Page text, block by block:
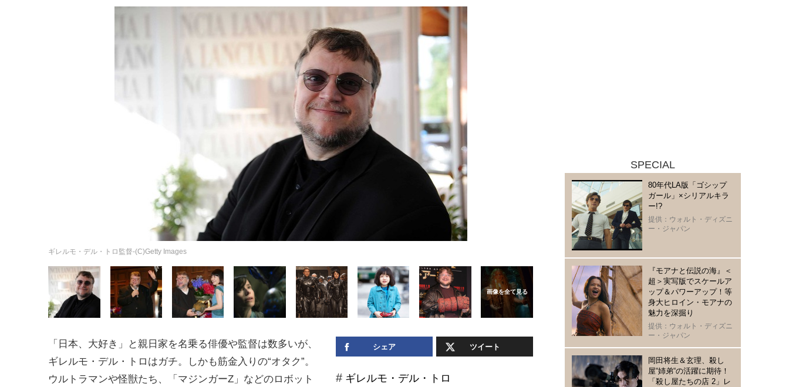
ギレルモ・デル・トロ監督-(C)Getty Images
シェア ツイート
ギレルモ・デル・トロ
「日本、大好き」と親日家を名乗る俳優や監督は数多いが、
ギレルモ・デル・トロはガチ。しかも筋金入りの“オタク”。
ウルトラマンや怪獣たち、「マジンガーZ」などのロボット
SPECIAL
80年代LA版「ゴシップ
ガール」×シリアルキラ
ー!?
提供：ウォルト・ディズニ
ー・ジャパン
『モアナと伝説の海』＜
超＞実写版でスケールア
ップ＆パワーアップ！等
身大ヒロイン・モアナの
魅力を深掘り
提供：ウォルト・ディズニ
ー・ジャパン
岡田将生＆玄理、殺し
屋“姉弟“の活躍に期待！
「殺し屋たちの店 2」レ